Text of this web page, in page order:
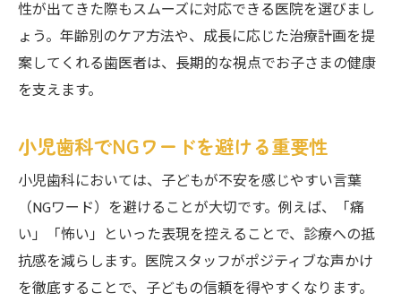
性が出てきた際もスムーズに対応できる医院を選びまし
ょう。年齢別のケア方法や、成長に応じた治療計画を提
案してくれる歯医者は、長期的な視点でお子さまの健康
を支えます。
小児歯科でNGワードを避ける重要性
小児歯科においては、子どもが不安を感じやすい言葉
（NGワード）を避けることが大切です。例えば、「痛
い」「怖い」といった表現を控えることで、診療への抵
抗感を減らします。医院スタッフがポジティブな声かけ
を徹底することで、子どもの信頼を得やすくなります。